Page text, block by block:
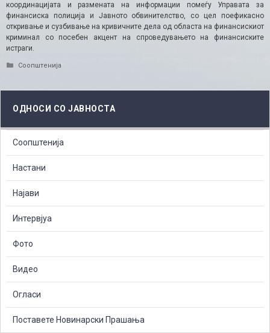
координацијата и размената на информации помеѓу Управата за
финансиска полиција и Јавното обвинителство, со цел поефикасно
откривање и сузбивање на кривичните дела од областа на финансискиот
криминал со посебен акцент на спроведувањето на финансиските
истраги.
Categories
Соопштенија
ОДНОСИ СО ЈАВНОСТА
Соопштенија
Настани
Најави
Интервјуа
Фото
Видео
Огласи
Поставете Новинарски Прашања